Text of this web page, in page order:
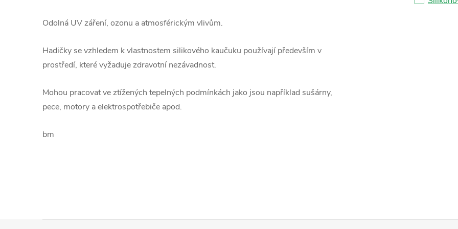
Odolná UV záření, ozonu a atmosférickým vlivům.
Hadičky se vzhledem k vlastnostem silikového kaučuku používají především v
prostředí, které vyžaduje zdravotní nezávadnost.
Mohou pracovat ve ztížených tepelných podmínkách jako jsou například sušárny,
pece, motory a elektrospotřebiče apod.
bm